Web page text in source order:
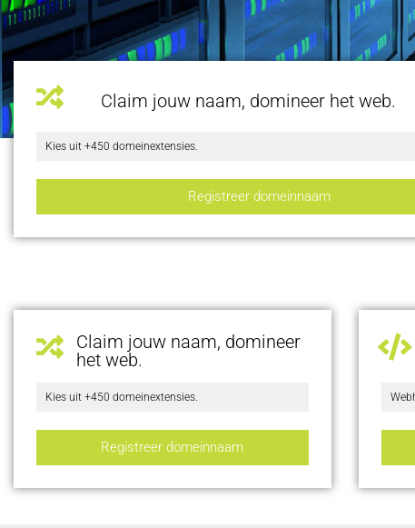
Claim jouw naam, domineer het web.
Kies uit +450 domeinextensies.
Registreer domeinnaam
Claim jouw naam, domineer
het web.
Kies uit +450 domeinextensies.
Registreer domeinnaam